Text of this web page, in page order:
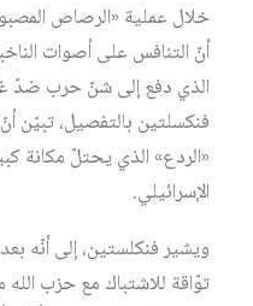
خلال عملية «الرصاص
الذي دفع إلى شنّ حرب ضدّ
فنكسلتين بالتفصيل، تبيّن
«الردع» الذي يحتلّ مكانة
الإسرائيلي.
توّاقة للاشتباك مع حزب